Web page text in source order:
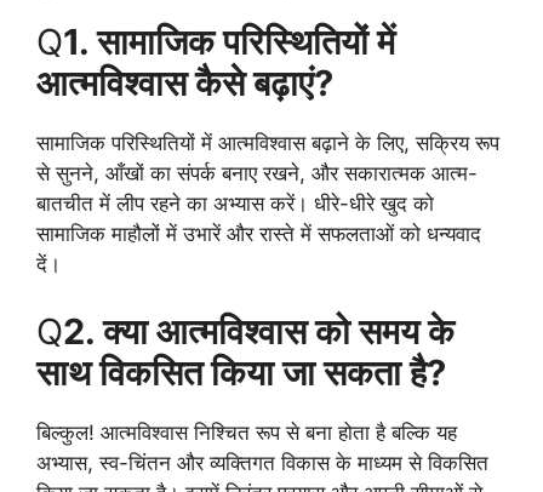
Q1. सामाजिक परिस्थितियों में
आत्मविश्वास कैसे बढ़ाएं?
सामाजिक परिस्थितियों में आत्मविश्वास बढ़ाने के लिए, सक्रिय रूप
से सुनने, आँखों का संपर्क बनाए रखने, और सकारात्मक आत्म-
बातचीत में लीप रहने का अभ्यास करें। धीरे-धीरे खुद को
सामाजिक माहौलों में उभारें और रास्ते में सफलताओं को धन्यवाद
दें।
Q2. क्या आत्मविश्वास को समय के
साथ विकसित किया जा सकता है?
बिल्कुल! आत्मविश्वास निश्चित रूप से बना होता है बल्कि यह
अभ्यास, स्व-चिंतन और व्यक्तिगत विकास के माध्यम से विकसित